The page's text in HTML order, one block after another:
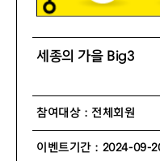
세종의 가을 Big3
참여대상 : 전체회원
이벤트기간 : 2024-09-